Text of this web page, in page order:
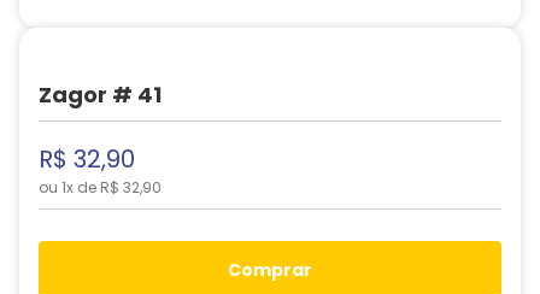
Zagor # 41
R$ 32,90
ou 1x de R$ 32,90
comprar